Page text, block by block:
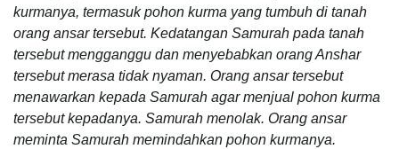
kurmanya, termasuk pohon kurma yang tumbuh di tanah
orang ansar tersebut. Kedatangan Samurah pada tanah
tersebut mengganggu dan menyebabkan orang Anshar
tersebut merasa tidak nyaman. Orang ansar tersebut
menawarkan kepada Samurah agar menjual pohon kurma
tersebut kepadanya. Samurah menolak. Orang ansar
meminta Samurah memindahkan pohon kurmanya.